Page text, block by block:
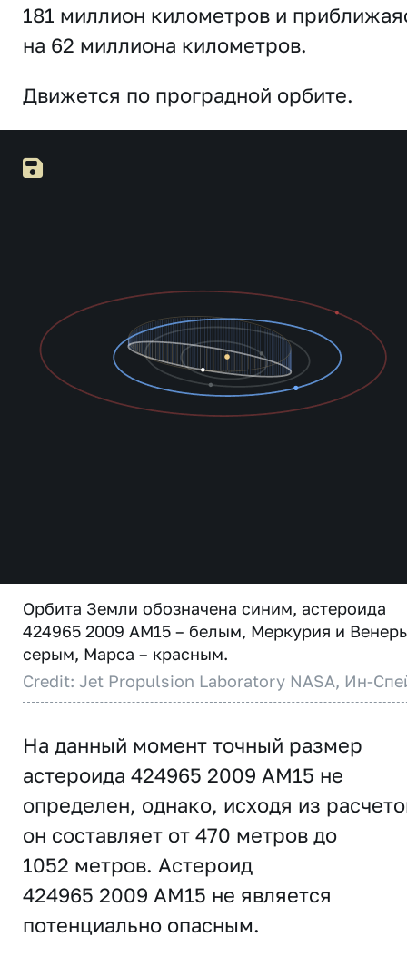
181 миллион километров и
на 62 миллиона километров.
Движется по проградной орбите.
Орбита Земли обозначена синим, астероида
424965 2009 AM15 – белым, Меркурия и
серым, Марса – красным.
Credit: Jet Propulsion Laboratory NASA, Ин-
На данный момент точный размер
астероида 424965 2009 AM15 не
определен, однако, исходя из
он составляет от 470 метров до
1052 метров. Астероид
424965 2009 AM15 не является
потенциально опасным.